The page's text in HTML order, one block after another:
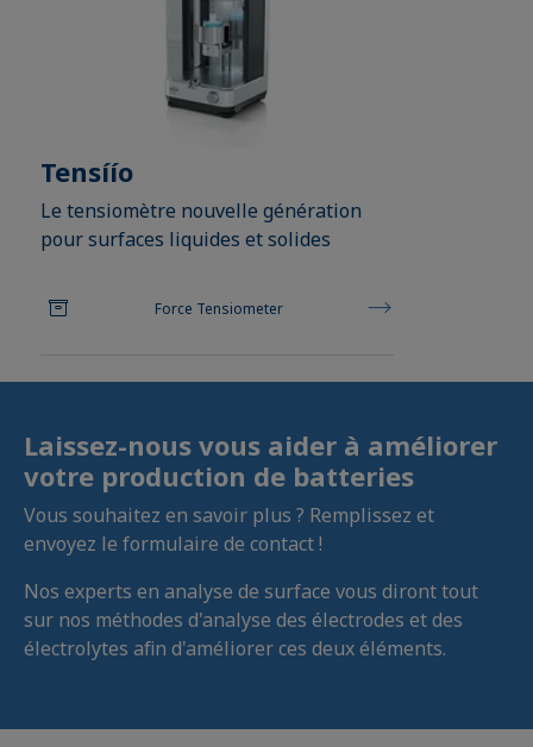
Tensíío
Le tensiomètre nouvelle génération
pour surfaces liquides et solides
Force Tensiometer
Laissez-nous vous aider à améliorer
votre production de batteries
Vous souhaitez en savoir plus ? Remplissez et
envoyez le formulaire de contact !
Nos experts en analyse de surface vous diront tout
sur nos méthodes d'analyse des électrodes et des
électrolytes afin d'améliorer ces deux éléments.